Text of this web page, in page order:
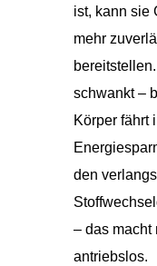
ist, kann sie
mehr
schwankt –
Körper fährt
den
– das macht
antriebslos.